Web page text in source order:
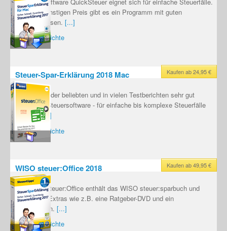
Für einen günstigen Preis gibt es ein Programm mit guten
Testergebnissen. [...]
Testberichte
Kaufen ab 24,95 €
Steuer-Spar-Erklärung 2018 Mac
Mac-Version der beliebten und in vielen Testberichten sehr gut
bewerteten Steuersoftware - für einfache bis komplexe Steuerfälle
geeignet.[...]
Testberichte
Kaufen ab 49,95 €
WISO steuer:Office 2018
Das WISO steuer:Office enthält das WISO steuer:sparbuch und
zusätzliche Extras wie z.B. eine Ratgeber-DVD und ein
Steuerlexikon. [...]
Testberichte